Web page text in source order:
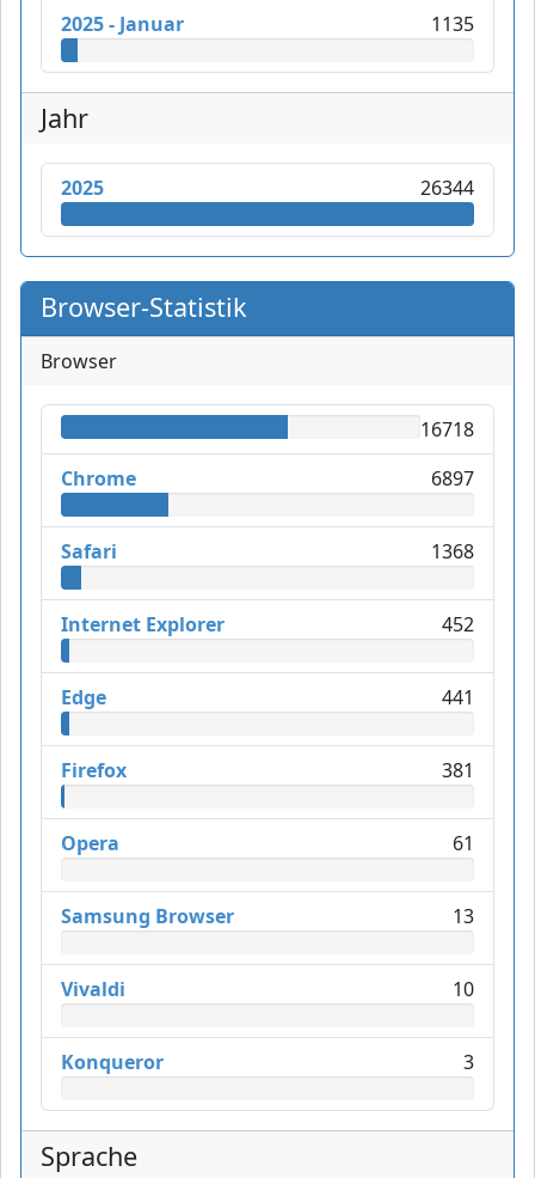
2025 - Januar 1135
Jahr
2025 26344
Browser-Statistik
Browser
16718
Chrome
6897
Safari 1368
Internet Explorer 452
Edge 441
Firefox 381
Opera 61
Samsung Browser 13
Vivaldi 10
Konqueror 3
Sprache